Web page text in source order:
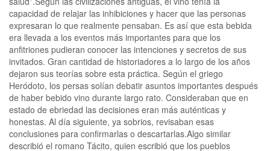
capacidad de relajar las inhibiciones y hacer que las personas
expresaran lo que realmente pensaban. Es así que esta bebida
era llevada a los eventos más importantes para que los
anfitriones pudieran conocer las intenciones y secretos de sus
invitados. Gran cantidad de historiadores a lo largo de los años
dejaron sus teorías sobre esta práctica. Según el griego
Heródoto, los persas solían debatir asuntos importantes después
de haber bebido vino durante largo rato. Consideraban que en
estado de ebriedad las decisiones eran más auténticas y
honestas. Al día siguiente, ya sobrios, revisaban esas
conclusiones para confirmarlas o descartarlas.Algo similar
describió el romano Tácito, quien escribió que los pueblos